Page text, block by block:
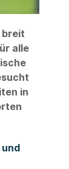
breit
alle
in